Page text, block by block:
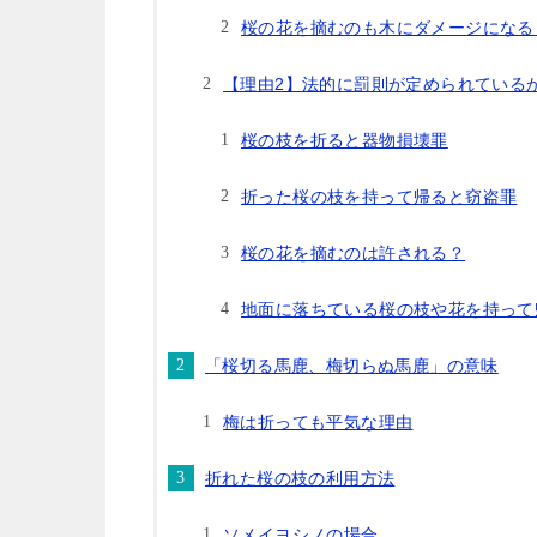
桜の花を摘むのも木にダメージになる
【理由2】法的に罰則が定められている
桜の枝を折ると器物損壊罪
折った桜の枝を持って帰ると窃盗罪
桜の花を摘むのは許される？
地面に落ちている桜の枝や花を持っ
「桜切る馬鹿、梅切らぬ馬鹿」の意味
梅は折っても平気な理由
折れた桜の枝の利用方法